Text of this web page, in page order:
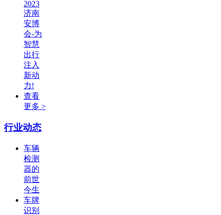
2023
济南
安博
会-为
智慧
出行
注入
新动
力!
查看
更多 >
行业动态
车辆
检测
器的
前世
今生
车牌
识别